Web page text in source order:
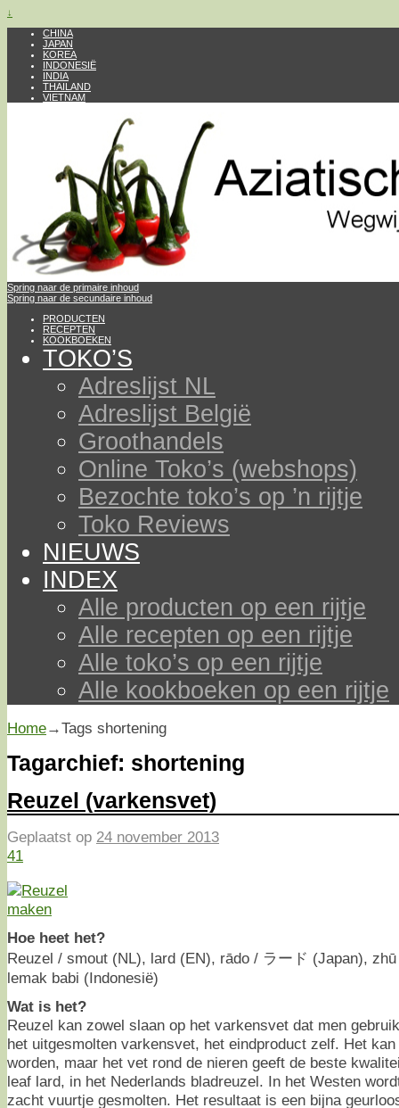
↓
CHINA
JAPAN
KOREA
INDONESIË
INDIA
THAILAND
VIETNAM
Spring naar de primaire inhoud
Spring naar de secundaire inhoud
PRODUCTEN
RECEPTEN
KOOKBOEKEN
TOKO’S
Adreslijst NL
Adreslijst België
Groothandels
Online Toko’s (webshops)
Bezochte toko’s op ’n rijtje
Toko Reviews
NIEUWS
INDEX
Alle producten op een rijtje
Alle recepten op een rijtje
Alle toko’s op een rijtje
Alle kookboeken op een rijtje
Home→Tags shortening
Tagarchief: shortening
Reuzel (varkensvet)
Geplaatst op 24 november 2013
41
Hoe heet het?
Reuzel / smout (NL), lard (EN), rādo / ラード (Japan),
lemak babi (Indonesië)
Wat is het?
Reuzel kan zowel slaan op het varkensvet dat men
het uitgesmolten varkensvet, het eindproduct zelf. Het
worden, maar het vet rond de nieren geeft de beste
leaf lard, in het Nederlands bladreuzel. In het Westen
zacht vuurtje gesmolten. Het resultaat is een bijna